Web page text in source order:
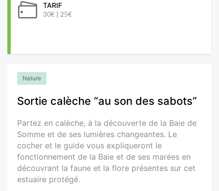
TARIF
30€ | 25€
Nature
Sortie calèche “au son des sabots”
Partez en calèche, à la découverte de la Baie de
Somme et de ses lumières changeantes. Le
cocher et le guide vous expliqueront le
fonctionnement de la Baie et de ses marées en
découvrant la faune et la flore présentes sur cet
estuaire protégé.